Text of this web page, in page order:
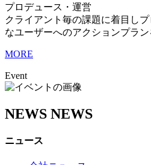
プロデュース・運営
クライアント毎の課題に着目し
なユーザーへのアクションプラン
MORE
Event
NEWS NEWS
ニュース